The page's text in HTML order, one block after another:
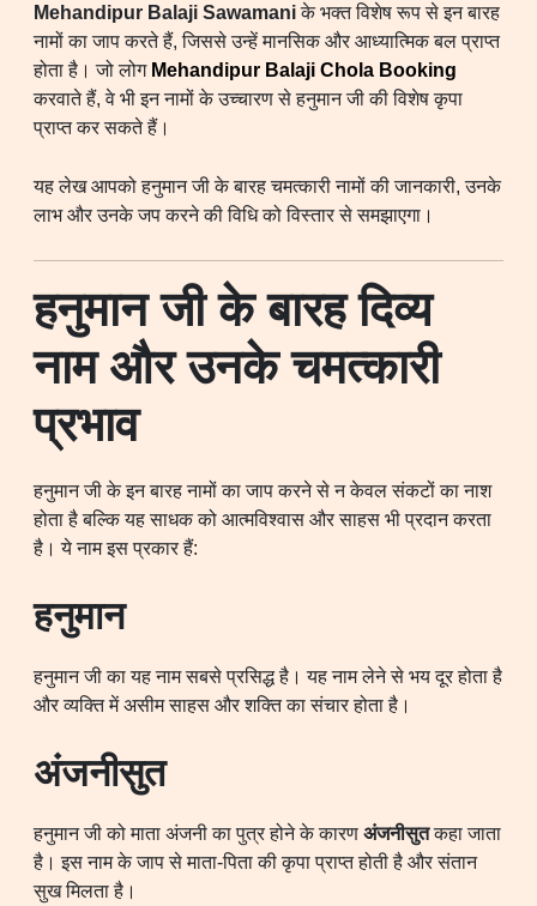
Mehandipur Balaji Sawamaniके भक्त विशेष रूप से इन बारह
नामों का जाप करते हैं, जिससे उन्हें मानसिक और आध्यात्मिक बल प्राप्त
होता है। जो लोग Mehandipur Balaji Chola Booking
करवाते हैं, वे भी इन नामों के उच्चारण से हनुमान जी की विशेष कृपा
प्राप्त कर सकते हैं।
यह लेख आपको हनुमान जी के बारह चमत्कारी नामों की जानकारी, उनके
लाभ और उनके जप करने की विधि को विस्तार से समझाएगा।
हनुमान जी के बारह दिव्य
नाम और उनके चमत्कारी
प्रभाव
हनुमान जी के इन बारह नामों का जाप करने से न केवल संकटों का नाश
होता है बल्कि यह साधक को आत्मविश्वास और साहस भी प्रदान करता
है। ये नाम इस प्रकार हैं:
हनुमान
हनुमान जी का यह नाम सबसे प्रसिद्ध है। यह नाम लेने से भय दूर होता है
और व्यक्ति में असीम साहस और शक्ति का संचार होता है।
अंजनीसुत
हनुमान जी को माता अंजनी का पुत्र होने के कारण अंजनीसुतकहा जाता
है। इस नाम के जाप से माता-पिता की कृपा प्राप्त होती है और संतान
सुख मिलता है।